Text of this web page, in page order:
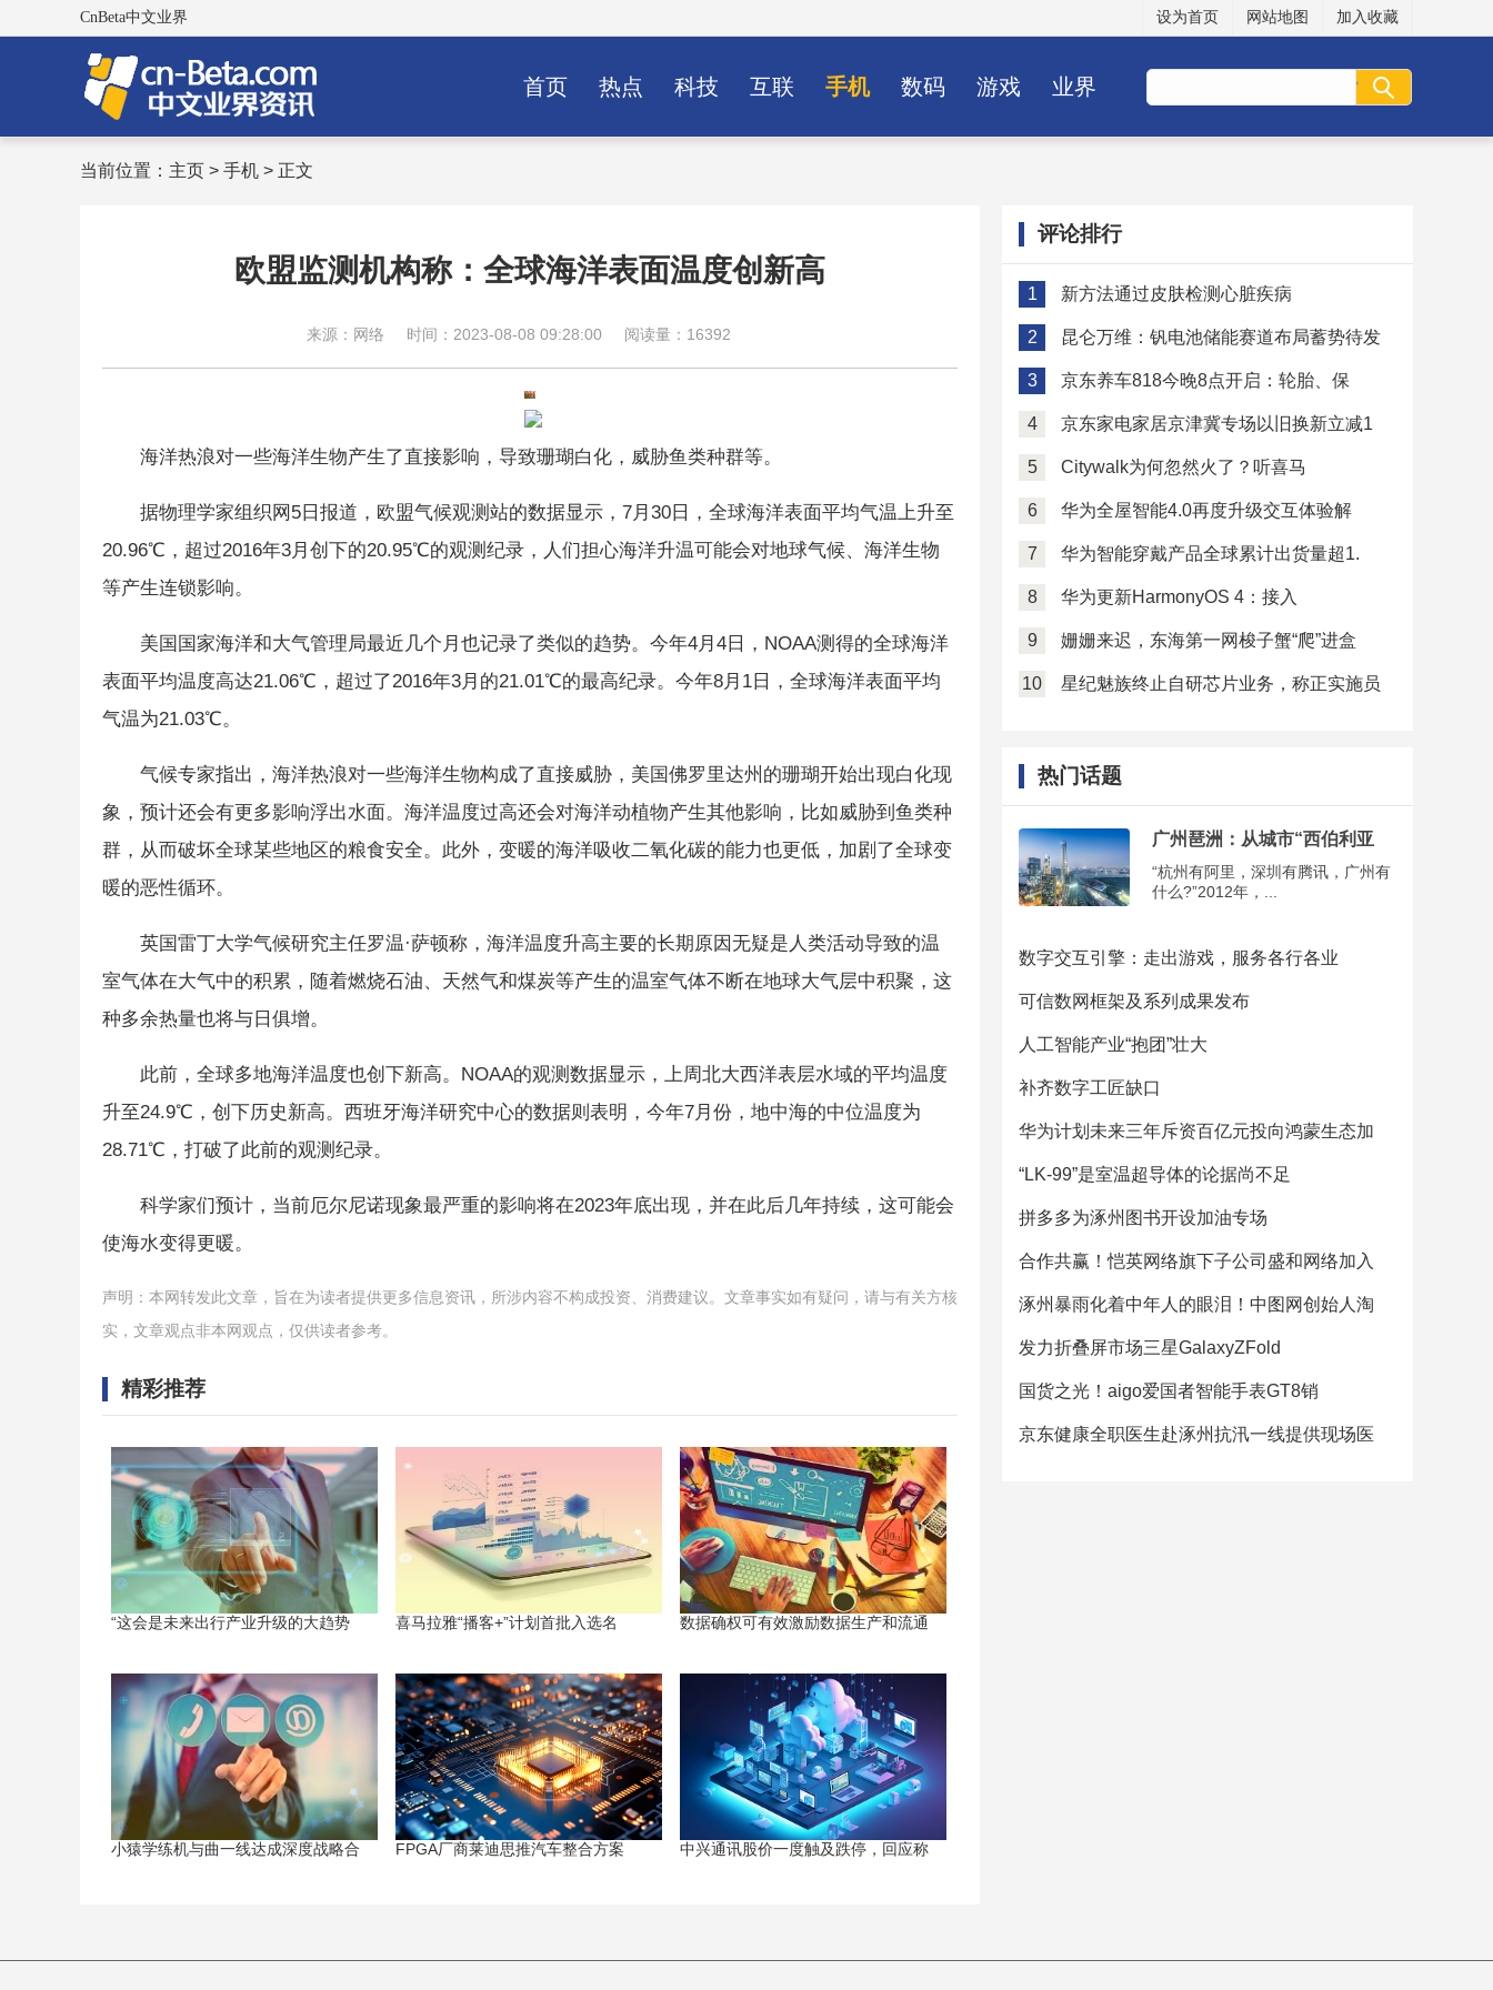
CnBeta中文业界 设为首页 网站地图 加入收藏
首页 热点 科技 互联 手机 数码 游戏 业界
当前位置： 主页 > 手机 > 正文
欧盟监测机构称：全球海洋表面温度创新高
来源：网络 时间：2023-08-08 09:28:00 阅读量：16392
海洋热浪对一些海洋生物产生了直接影响，导致珊瑚白化，威胁鱼类种群等。
据物理学家组织网5日报道，欧盟气候观测站的数据显示，7月30日，全球海洋表面平均气温上升至
20.96℃，超过2016年3月创下的20.95℃的观测纪录，人们担心海洋升温可能会对地球气候、海洋生物
等产生连锁影响。
美国国家海洋和大气管理局最近几个月也记录了类似的趋势。今年4月4日，NOAA测得的全球海洋
表面平均温度高达21.06℃，超过了2016年3月的21.01℃的最高纪录。今年8月1日，全球海洋表面平均
气温为21.03℃。
气候专家指出，海洋热浪对一些海洋生物构成了直接威胁，美国佛罗里达州的珊瑚开始出现白化现
象，预计还会有更多影响浮出水面。海洋温度过高还会对海洋动植物产生其他影响，比如威胁到鱼类种
群，从而破坏全球某些地区的粮食安全。此外，变暖的海洋吸收二氧化碳的能力也更低，加剧了全球变
暖的恶性循环。
英国雷丁大学气候研究主任罗温·萨顿称，海洋温度升高主要的长期原因无疑是人类活动导致的温
室气体在大气中的积累，随着燃烧石油、天然气和煤炭等产生的温室气体不断在地球大气层中积聚，这
种多余热量也将与日俱增。
此前，全球多地海洋温度也创下新高。NOAA的观测数据显示，上周北大西洋表层水域的平均温度
升至24.9℃，创下历史新高。西班牙海洋研究中心的数据则表明，今年7月份，地中海的中位温度为
28.71℃，打破了此前的观测纪录。
科学家们预计，当前厄尔尼诺现象最严重的影响将在2023年底出现，并在此后几年持续，这可能会
使海水变得更暖。
声明：本网转发此文章，旨在为读者提供更多信息资讯，所涉内容不构成投资、消费建议。文章事实如有疑问，请与有关方核
实，文章观点非本网观点，仅供读者参考。
精彩推荐
“这会是未来出行产业升级的大趋势 喜马拉雅“播客+”计划首批入选名 数据确权可有效激励数据生产和流通
小猿学练机与曲一线达成深度战略合 FPGA厂商莱迪思推汽车整合方案 中兴通讯股价一度触及跌停，回应称
评论排行
1 新方法通过皮肤检测心脏疾病
2 昆仑万维：钒电池储能赛道布局蓄势待发
3 京东养车818今晚8点开启：轮胎、保
4 京东家电家居京津冀专场以旧换新立减1
5 Citywalk为何忽然火了？听喜马
6 华为全屋智能4.0再度升级交互体验解
7 华为智能穿戴产品全球累计出货量超1.
8 华为更新HarmonyOS 4：接入
9 姗姗来迟，东海第一网梭子蟹“爬”进盒
10 星纪魅族终止自研芯片业务，称正实施员
热门话题
广州琶洲：从城市“西伯利亚
“杭州有阿里，深圳有腾讯，广州有
什么?”2012年，...
数字交互引擎：走出游戏，服务各行各业
可信数网框架及系列成果发布
人工智能产业“抱团”壮大
补齐数字工匠缺口
华为计划未来三年斥资百亿元投向鸿蒙生态加
“LK-99”是室温超导体的论据尚不足
拼多多为涿州图书开设加油专场
合作共赢！恺英网络旗下子公司盛和网络加入
涿州暴雨化着中年人的眼泪！中图网创始人淘
发力折叠屏市场三星GalaxyZFold
国货之光！aigo爱国者智能手表GT8销
京东健康全职医生赴涿州抗汛一线提供现场医